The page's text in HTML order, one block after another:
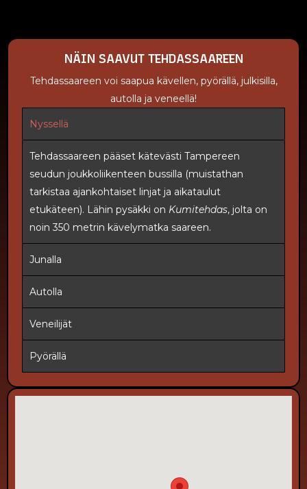
NÄIN SAAVUT TEHDASSAAREEN
Tehdassaareen voi saapua kävellen, pyörällä, julkisilla,
autolla ja veneellä!
Nyssellä
Tehdassaareen pääset kätevästi Tampereen
seudun joukkoliikenteen bussilla (muistathan
tarkistaa ajankohtaiset linjat ja aikataulut
etukäteen). Lähin pysäkki on Kumitehdas, jolta on
noin 350 metrin kävelymatka saareen.
Junalla
Autolla
Veneilijät
Pyörällä